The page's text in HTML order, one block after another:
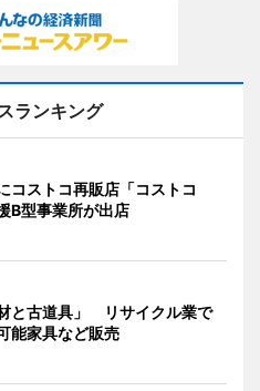
ランキング
コストコ再販店「コストコ
B型事業所が出店
と古道具」 リサイクル業で
能家具など販売